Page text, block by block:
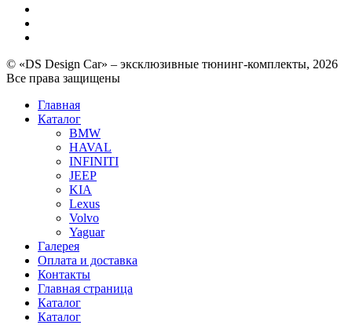
© «DS Design Car» – эксклюзивные тюнинг-комплекты, 2026
Все права защищены
Главная
Каталог
BMW
HAVAL
INFINITI
JEEP
KIA
Lexus
Volvo
Yaguar
Галерея
Оплата и доставка
Контакты
Главная страница
Каталог
Каталог